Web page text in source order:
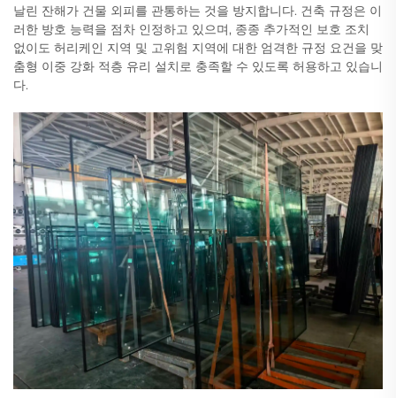
날린 잔해가 건물 외피를 관통하는 것을 방지합니다. 건축 규정은 이
러한 방호 능력을 점차 인정하고 있으며, 종종 추가적인 보호 조치
없이도 허리케인 지역 및 고위험 지역에 대한 엄격한 규정 요건을 맞
춤형 이중 강화 적층 유리 설치로 충족할 수 있도록 허용하고 있습니
다.